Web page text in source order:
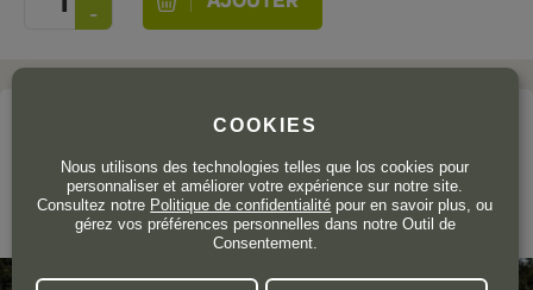
VALTRAVIESO BODEGAS Y VIÑEDOS
Ribera del Duero
COOKIES
Nous utilisons des technologies telles que los cookies pour
personnaliser et améliorer votre expérience sur notre site.
Consultez notre Politique de confidentialité pour en savoir plus, ou
gérez vos préférences personnelles dans notre Outil de
Consentement.